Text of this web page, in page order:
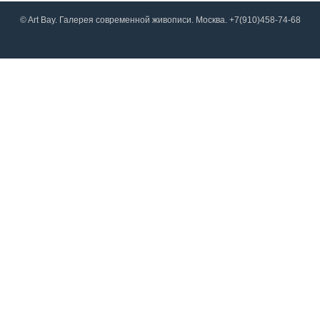
© Art Bay. Галерея современной живописи. Москва. +7(910)458-74-68